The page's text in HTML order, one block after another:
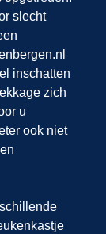
slecht
inschatten
zich
u
ook niet